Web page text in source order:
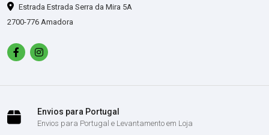
Estrada Estrada Serra da Mira 5A
2700-776 Amadora
Envios para Portugal
Envios para Portugal e Levantamento em Loja